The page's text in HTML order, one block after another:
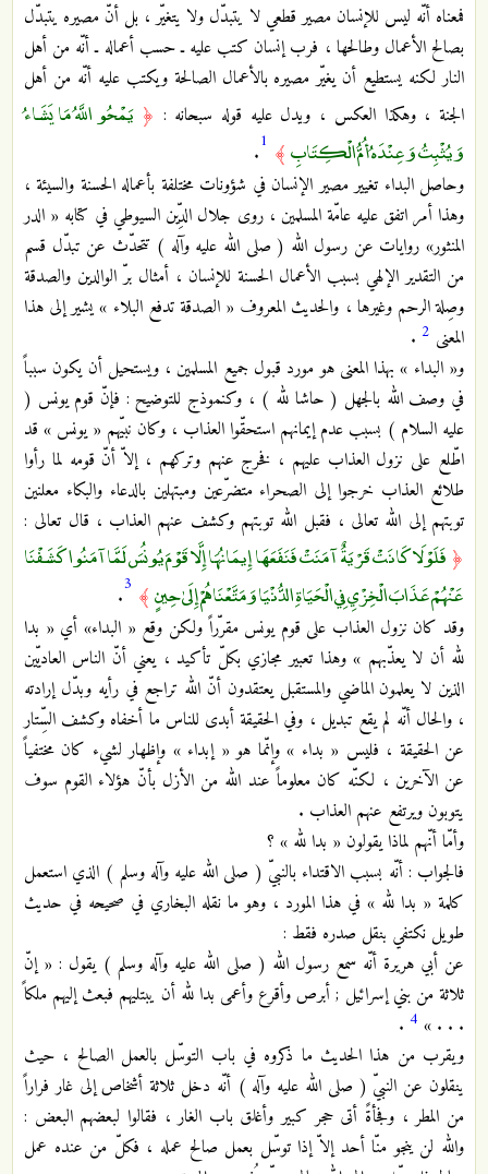
فمعناه أنّه ليس للإنسان مصير قطعي لا يتبدّل ولا يتغيّر ، بل أنّ مصيره يتبدّل
بصالح الأعمال وطالحها ، فرب إنسان كتب عليه ـ حسب أعماله ـ أنّه من أهل
النار لكنه يستطيع أن يغيّر مصيره بالأعمال الصالحة ويكتب عليه أنّه من أهل
الجنة ، وهكذا العكس ، ويدل عليه قوله سبحانه : ﴿ يَمْحُو اللَّهُ مَا يَشَاءُ
وَيُثْبِتُ وَعِنْدَهُ أُمُّ الْكِتَابِ ﴾ 1
.
وحاصل البداء تغيير مصير الإنسان في شؤونات مختلفة بأعماله الحسنة والسيئة ،
وهذا أمر اتفق عليه عامّة المسلمين ، روى جلال الدِّين السيوطي في كتابه « الدر
المنثور» روايات عن رسول الله ( صلى الله عليه وآله ) تتحدّث عن تبدّل قسم
من التقدير الإلهي بسبب الأعمال الحسنة للإنسان ، أمثال برّ الوالدين والصدقة
وصِلة الرحم وغيرها ، والحديث المعروف « الصدقة تدفع البلاء » يشير إلى هذا
المعنى 2
.
و« البداء » بهذا المعنى هو مورد قبول جميع المسلمين ، ويستحيل أن يكون سبباً
في وصف الله بالجهل ( حاشا لله ) ، وكنموذج للتوضيح : فإنّ قوم يونس (
عليه السلام ) بسبب عدم إيمانهم استحقّوا العذاب ، وكان نبيّهم « يونس » قد
اطّلع على نزول العذاب عليهم ، فخرج عنهم وتركهم ، إلاّ أنّ قومه لما رأوا
طلائع العذاب خرجوا إلى الصحراء متضرّعين ومبتهلين بالدعاء والبكاء معلنين
توبتهم إلى الله تعالى ، فقبل الله توبتهم وكشف عنهم العذاب ، قال تعالى :
﴿ فَلَوْلَا كَانَتْ قَرْيَةٌ آمَنَتْ فَنَفَعَهَا إِيمَانُهَا إِلَّا قَوْمَ يُونُسَ لَمَّا آمَنُوا كَشَفْنَا
عَنْهُمْ عَذَابَ الْخِزْيِ فِي الْحَيَاةِ الدُّنْيَا وَمَتَّعْنَاهُمْ إِلَىٰ حِينٍ ﴾ 3
.
وقد كان نزول العذاب على قوم يونس مقرّراً ولكن وقع « البداء» أي « بدا
لله أن لا يعذّبهم » وهذا تعبير مجازي بكلّ تأكيد ، يعني أنّ الناس العاديّين
الذين لا يعلمون الماضي والمستقبل يعتقدون أنّ الله تراجع في رأيه وبدّل إرادته
، والحال أنّه لم يقع تبديل ، وفي الحقيقة أبدى للناس ما أخفاه وكشف السِّتار
عن الحقيقة ، فليس « بداء » وإنّما هو « إبداء » وإظهار لشيء كان مختفياً
عن الآخرين ، لكنّه كان معلوماً عند الله من الأزل بأنّ هؤلاء القوم سوف
يتوبون ويرتفع عنهم العذاب .
وأمّا أنّهم لماذا يقولون « بدا لله » ؟
فالجواب : أنّه بسبب الاقتداء بالنبيّ ( صلى الله عليه وآله وسلم ) الذي استعمل
كلمة « بدا لله » في هذا المورد ، وهو ما نقله البخاري في صحيحه في حديث
طويل نكتفي بنقل صدره فقط :
عن أبي هريرة أنّه سمع رسول الله ( صلى الله عليه وآله وسلم ) يقول : « إنّ
ثلاثة من بني إسرائيل ; أبرص وأقرع وأعمى بدا لله أن يبتليهم فبعث إليهم ملكاً
. . . »
4
.
ويقرب من هذا الحديث ما ذكروه في باب التوسّل بالعمل الصالح ، حيث
ينقلون عن النبيّ ( صلى الله عليه وآله ) أنّه دخل ثلاثة أشخاص إلى غار فراراً
من المطر ، وفجأةً أتى حجر كبير وأغلق باب الغار ، فقالوا لبعضهم البعض :
والله لن ينجو منّا أحد إلاّ إذا توسّل بعمل صالح عمله ، فكلّ من عنده عمل